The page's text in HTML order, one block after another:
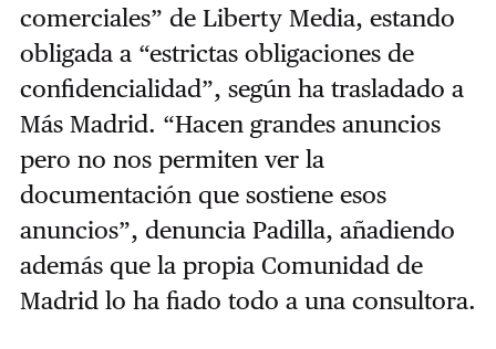
comerciales” de Liberty Media, estando
obligada a “estrictas obligaciones de
confidencialidad”, según ha trasladado a
Más Madrid. “Hacen grandes anuncios
pero no nos permiten ver la
documentación que sostiene esos
anuncios”, denuncia Padilla, añadiendo
además que la propia Comunidad de
Madrid lo ha fiado todo a una consultora.